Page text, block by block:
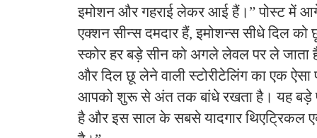
इमोशन और गहराई लेकर आई हैं।” पोस्ट में
एक्शन सीन्स दमदार हैं, इमोशन्स सीधे दिल
स्कोर हर बड़े सीन को अगले लेवल पर ले जाता
और दिल छू लेने वाली स्टोरीटेलिंग का एक ऐसा
आपको शुरू से अंत तक बांधे रखता है। यह बड़े
है और इस साल के सबसे यादगार थिएट्रिकल